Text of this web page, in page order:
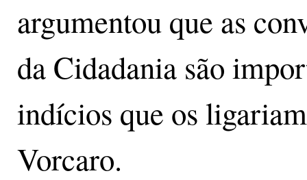
argumentou que as
da Cidadania são
indícios que os
Vorcaro.